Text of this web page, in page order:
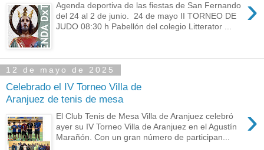
›
Agenda deportiva de las fiestas de San Fernando
del 24 al 2 de junio. 24 de mayo II TORNEO DE
JUDO 08:30 h Pabellón del colegio Litterator ...
12 de mayo de 2025
Celebrado el IV Torneo Villa de
Aranjuez de tenis de mesa
›
El Club Tenis de Mesa Villa de Aranjuez celebró
ayer su IV Torneo Villa de Aranjuez en el Agustín
Marañón. Con un gran número de participan...